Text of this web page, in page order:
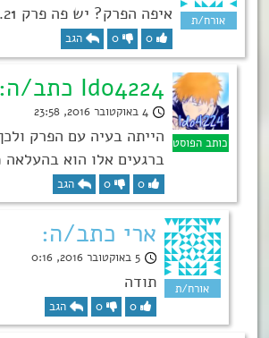
איפה הפרק? יש פה פרק 21…
0
0 הגב
Ido4224 כתב/ה:
4 באוקטובר 2016, 23:58
הייתה בעיה עם הפרק
ברגעים אלו הוא
0
0 הגב
ארי כתב/ה:
5 באוקטובר 2016, 0:16
תודה
0
0 הגב